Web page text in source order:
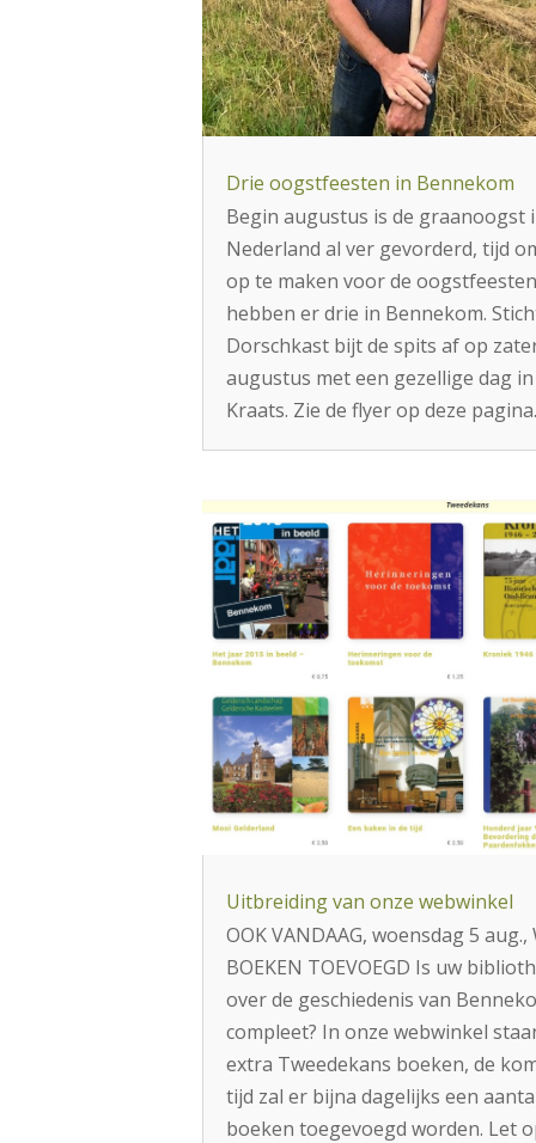
Drie oogstfeesten in Bennekom
Begin augustus is de graanoogst
Nederland al ver gevorderd, tijd
op te maken voor de
hebben er drie in Bennekom.
Dorschkast bijt de spits af op
augustus met een gezellige dag
Kraats. Zie de flyer op deze
Uitbreiding van onze webwinkel
OOK VANDAAG, woensdag 5 aug.,
BOEKEN TOEVOEGD Is uw
over de geschiedenis van
compleet? In onze webwinkel
extra Tweedekans boeken, de
tijd zal er bijna dagelijks een
boeken toegevoegd worden. Let